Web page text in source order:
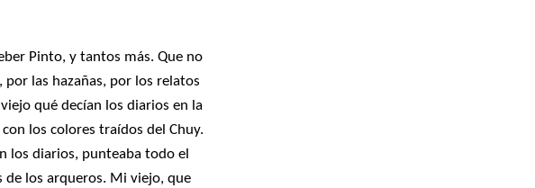
Pinto, y tantos más. Que no
las hazañas, por los relatos
qué decían los diarios en la
los colores traídos del Chuy.
los diarios, punteaba todo el
de los arqueros. Mi viejo, que